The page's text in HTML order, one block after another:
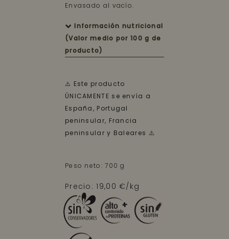
Envasado al vacío.
Información nutricional
(Valor medio por 100 g de
producto)
⚠️ Este producto
ÚNICAMENTE se envía a
España, Portugal
peninsular, Francia
peninsular y Baleares ⚠️
Peso neto: 700 g
Precio: 19,00 €/kg